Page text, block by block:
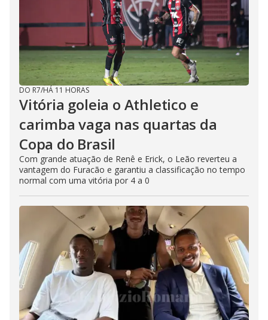
DO R7/HÁ 11 HORAS
Vitória goleia o Athletico e
carimba vaga nas quartas da
Copa do Brasil
Com grande atuação de Renê e Erick, o Leão reverteu a
vantagem do Furacão e garantiu a classificação no tempo
normal com uma vitória por 4 a 0